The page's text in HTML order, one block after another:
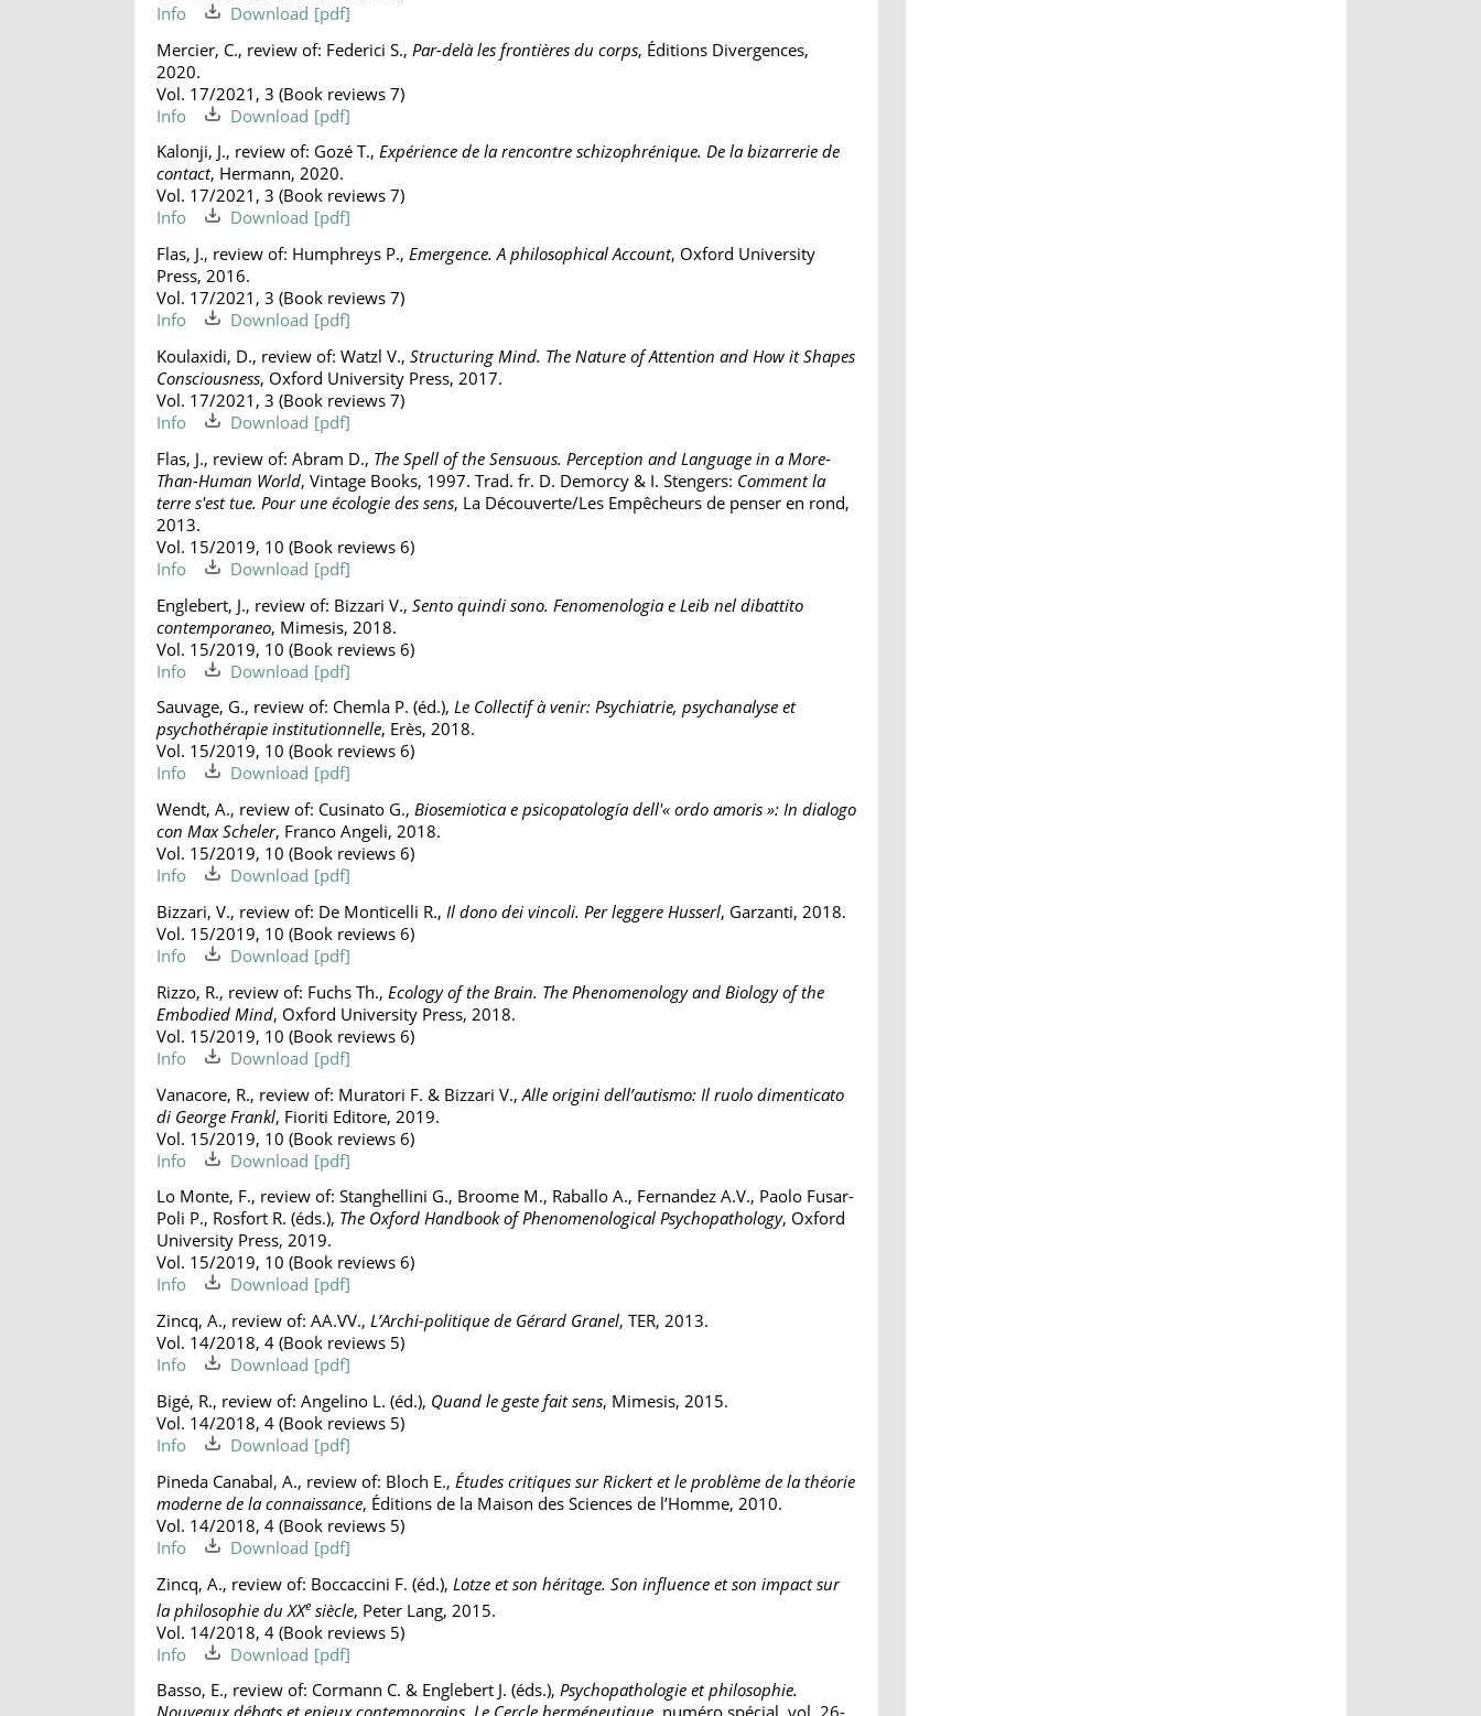
Info
Download
Mercier, C., review of: Federici S., Par-delà les frontières du corps, Éditions Divergences,
2020.
Vol. 17/2021, 3 (Book reviews 7)
Info
Download
Kalonji, J., review of: Gozé T., Expérience de la rencontre schizophrénique. De la bizarrerie de
contact, Hermann, 2020.
Vol. 17/2021, 3 (Book reviews 7)
Info
Download
Flas, J., review of: Humphreys P., Emergence. A philosophical Account, Oxford University
Press, 2016.
Vol. 17/2021, 3 (Book reviews 7)
Info
Download
Koulaxidi, D., review of: Watzl V., Structuring Mind. The Nature of Attention and How it Shapes
Consciousness, Oxford University Press, 2017.
Vol. 17/2021, 3 (Book reviews 7)
Info
Download
Flas, J., review of: Abram D., The Spell of the Sensuous. Perception and Language in a More-
Than-Human World, Vintage Books, 1997. Trad. fr. D. Demorcy & I. Stengers: Comment la
terre s'est tue. Pour une écologie des sens, La Découverte/Les Empêcheurs de penser en rond,
2013.
Vol. 15/2019, 10 (Book reviews 6)
Info
Download
Englebert, J., review of: Bizzari V., Sento quindi sono. Fenomenologia e Leib nel dibattito
contemporaneo, Mimesis, 2018.
Vol. 15/2019, 10 (Book reviews 6)
Info
Download
Sauvage, G., review of: Chemla P. (éd.), Le Collectif à venir: Psychiatrie, psychanalyse et
psychothérapie institutionnelle, Erès, 2018.
Vol. 15/2019, 10 (Book reviews 6)
Info
Download
Wendt, A., review of: Cusinato G., Biosemiotica e psicopatología dell'« ordo amoris »: In dialogo
con Max Scheler, Franco Angeli, 2018.
Vol. 15/2019, 10 (Book reviews 6)
Info
Download
Bizzari, V., review of: De Monticelli R., Il dono dei vincoli. Per leggere Husserl, Garzanti, 2018.
Vol. 15/2019, 10 (Book reviews 6)
Info
Download
Rizzo, R., review of: Fuchs Th., Ecology of the Brain. The Phenomenology and Biology of the
Embodied Mind, Oxford University Press, 2018.
Vol. 15/2019, 10 (Book reviews 6)
Info
Download
Vanacore, R., review of: Muratori F. & Bizzari V.,Alle origini dell’autismo: Il ruolo dimenticato
di George Frankl, Fioriti Editore, 2019.
Vol. 15/2019, 10 (Book reviews 6)
Info
Download
Lo Monte, F., review of: Stanghellini G., Broome M., Raballo A., Fernandez A.V., Paolo Fusar-
Poli P., Rosfort R. (éds.), The Oxford Handbook of Phenomenological Psychopathology, Oxford
University Press, 2019.
Vol. 15/2019, 10 (Book reviews 6)
Info
Download
Zincq, A., review of: AA.VV., L’Archi-politique de Gérard Granel, TER, 2013.
Vol. 14/2018, 4 (Book reviews 5)
Info
Download
Bigé, R., review of: Angelino L. (éd.), Quand le geste fait sens, Mimesis, 2015.
Vol. 14/2018, 4 (Book reviews 5)
Info
Download
Pineda Canabal, A., review of: Bloch E., Études critiques sur Rickert et le problème de la théorie
moderne de la connaissance, Éditions de la Maison des Sciences de l’Homme, 2010.
Vol. 14/2018, 4 (Book reviews 5)
Info
Download
Zincq, A., review of: Boccaccini F. (éd.), Lotze et son héritage. Son influence et son impact sur
la philosophie du XXe siècle, Peter Lang, 2015.
Vol. 14/2018, 4 (Book reviews 5)
Info
Download
Basso, E., review of: Cormann C. & Englebert J. (éds.), Psychopathologie et philosophie.